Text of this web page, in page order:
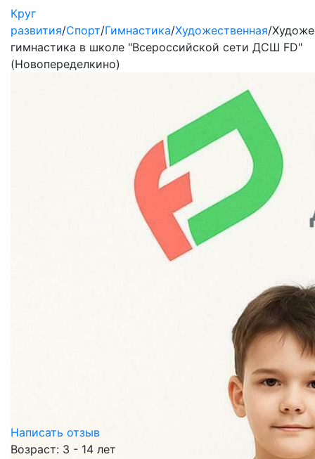
Круг
развития/Спорт/Гимнастика/Художественная/
гимнастика в школе "Всероссийской сети ДСШ FD"
(Новопеределкино)
Написать отзыв
Возраст: 3 - 14 лет